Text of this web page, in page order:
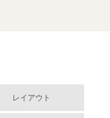
レイアウト